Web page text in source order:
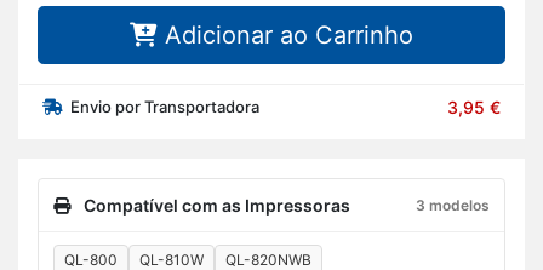
Adicionar ao Carrinho
Envio por Transportadora 3,95 €
Compatível com as Impressoras 3 modelos
QL-800 QL-810W QL-820NWB